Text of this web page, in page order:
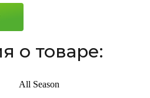
о товаре:
All Season